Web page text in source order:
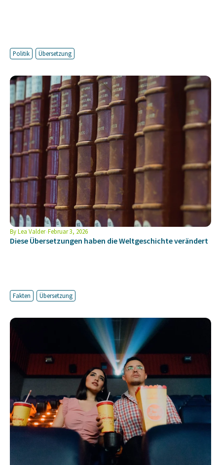
Politik Übersetzung
ByLea Valder Februar 3, 2026
Diese Übersetzungen haben die Weltgeschichte verändert
Fakten Übersetzung